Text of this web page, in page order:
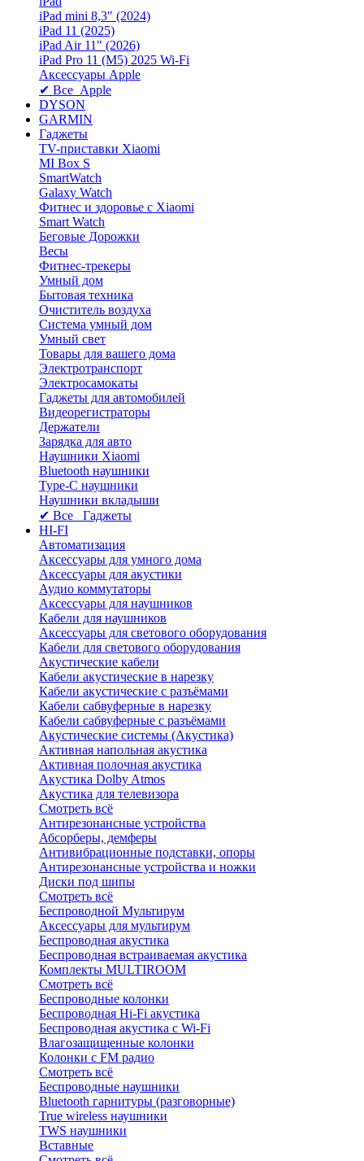
iPad mini 8,3″ (2024)
iPad 11 (2025)
iPad Air 11" (2026)
iPad Pro 11 (M5) 2025 Wi-Fi
Аксессуары Apple
✔ Все Apple
DYSON
GARMIN
Гаджеты
TV-приставки Xiaomi
MI Box S
SmartWatch
Galaxy Watch
Фитнес и здоровье с Xiaomi
Smart Watch
Беговые Дорожки
Весы
Фитнес-трекеры
Умный дом
Бытовая техника
Очиститель воздуха
Система умный дом
Умный свет
Товары для вашего дома
Электротранспорт
Электросамокаты
Гаджеты для автомобилей
Видеорегистраторы
Держатели
Зарядка для авто
Наушники Xiaomi
Bluetooth наушники
Type-C наушники
Наушники вкладыши
✔ Все Гаджеты
HI-FI
Автоматизация
Аксессуары для умного дома
Аксессуары для акустики
Аудио коммутаторы
Аксессуары для наушников
Кабели для наушников
Аксессуары для светового оборудования
Кабели для светового оборудования
Акустические кабели
Кабели акустические в нарезку
Кабели акустические с разъёмами
Кабели сабвуферные в нарезку
Кабели сабвуферные с разъёмами
Акустические системы (Акустика)
Активная напольная акустика
Активная полочная акустика
Акустика Dolby Atmos
Акустика для телевизора
Смотреть всё
Антирезонансные устройства
Абсорберы, демферы
Антивибрационные подставки, опоры
Антирезонансные устройства и ножки
Диски под шипы
Смотреть всё
Беспроводной Мультирум
Аксессуары для мультирум
Беспроводная акустика
Беспроводная встраиваемая акустика
Комплекты MULTIROOM
Смотреть всё
Беспроводные колонки
Беспроводная Hi-Fi акустика
Беспроводная акустика с Wi-Fi
Влагозащищенные колонки
Колонки с FM радио
Смотреть всё
Беспроводные наушники
Bluetоoth гарнитуры (разговорные)
True wireless наушники
TWS наушники
Вставные